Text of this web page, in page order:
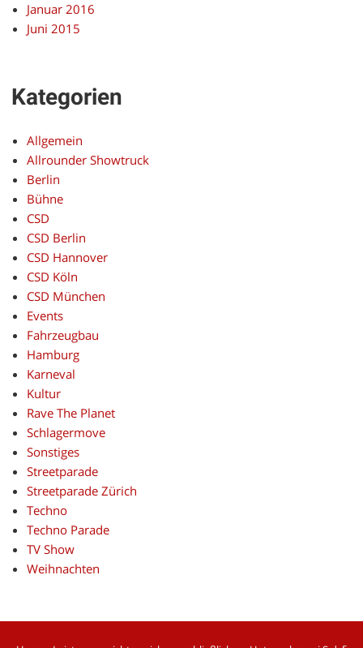
Januar 2016
Juni 2015
Kategorien
Allgemein
Allrounder Showtruck
Berlin
Bühne
CSD
CSD Berlin
CSD Hannover
CSD Köln
CSD München
Events
Fahrzeugbau
Hamburg
Karneval
Kultur
Rave The Planet
Schlagermove
Sonstiges
Streetparade
Streetparade Zürich
Techno
Techno Parade
TV Show
Weihnachten